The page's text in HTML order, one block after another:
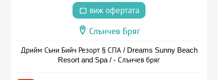
виж офертата
Слънчев Бряг
Дрийм Съни Бийч Резорт § СПА / Dreams Sunny Beach
Resort and Spa / - Слънчев бряг